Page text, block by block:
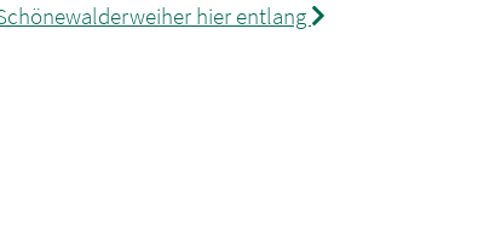
hier entlang